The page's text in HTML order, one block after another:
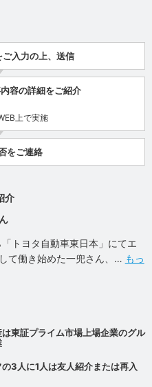
入力の上、送信
容の詳細をご紹介
上で実施
をご連絡
介
トヨタ自動車東日本」にてエ
て働き始めた一兜さん、
もっ
は東証プライム市場上場企業のグル
の3人に1人は友人紹介または再入